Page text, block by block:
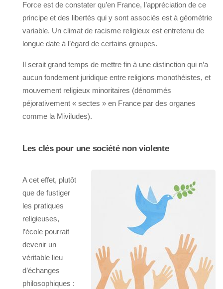
Force est de constater qu’en France, l’appréciation de ce
principe et des libertés qui y sont associés est à géométrie
variable. Un climat de racisme religieux est entretenu de
longue date à l’égard de certains groupes.
Il serait grand temps de mettre fin à une distinction qui n’a
aucun fondement juridique entre religions monothéistes, et
mouvement religieux minoritaires (dénommés
péjorativement « sectes » en France par des organes
comme la Miviludes).
Les clés pour une société non violente
A cet effet, plutôt
que de fustiger
les pratiques
religieuses,
l’école pourrait
devenir un
véritable lieu
d’échanges
philosophiques :